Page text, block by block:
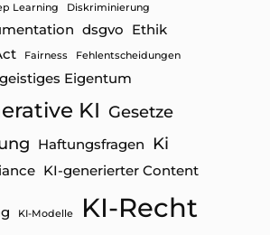
Learning Diskriminierung
dsgvo
Ethik
Fairness Fehlentscheidungen
geistiges Eigentum
KI Gesetze
Haftungsfragen Ki
KI-generierter Content
KI-Modelle KI-Recht